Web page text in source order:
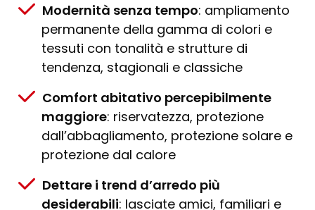
Modernità senza tempo: ampliamento
permanente della gamma di colori e
tessuti con tonalità e strutture di
tendenza, stagionali e classiche
Comfort abitativo percepibilmente
maggiore: riservatezza, protezione
dall’abbagliamento, protezione solare e
protezione dal calore
Dettare i trend d’arredo più
desiderabili: lasciate amici, familiari e